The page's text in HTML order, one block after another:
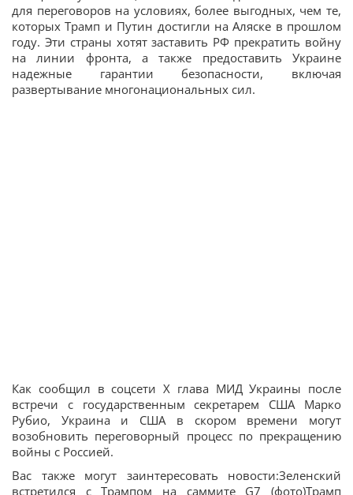
для переговоров на условиях, более выгодных, чем те,
которых Трамп и Путин достигли на Аляске в прошлом
году. Эти страны хотят заставить РФ прекратить войну
на линии фронта, а также предоставить Украине
надежные гарантии безопасности, включая
развертывание многонациональных сил.
Как сообщил в соцсети X глава МИД Украины после
встречи с государственным секретарем США Марко
Рубио, Украина и США в скором времени могут
возобновить переговорный процесс по прекращению
войны с Россией.
Вас также могут заинтересовать новости:Зеленский
встретился с Трампом на саммите G7 (фото)Трамп